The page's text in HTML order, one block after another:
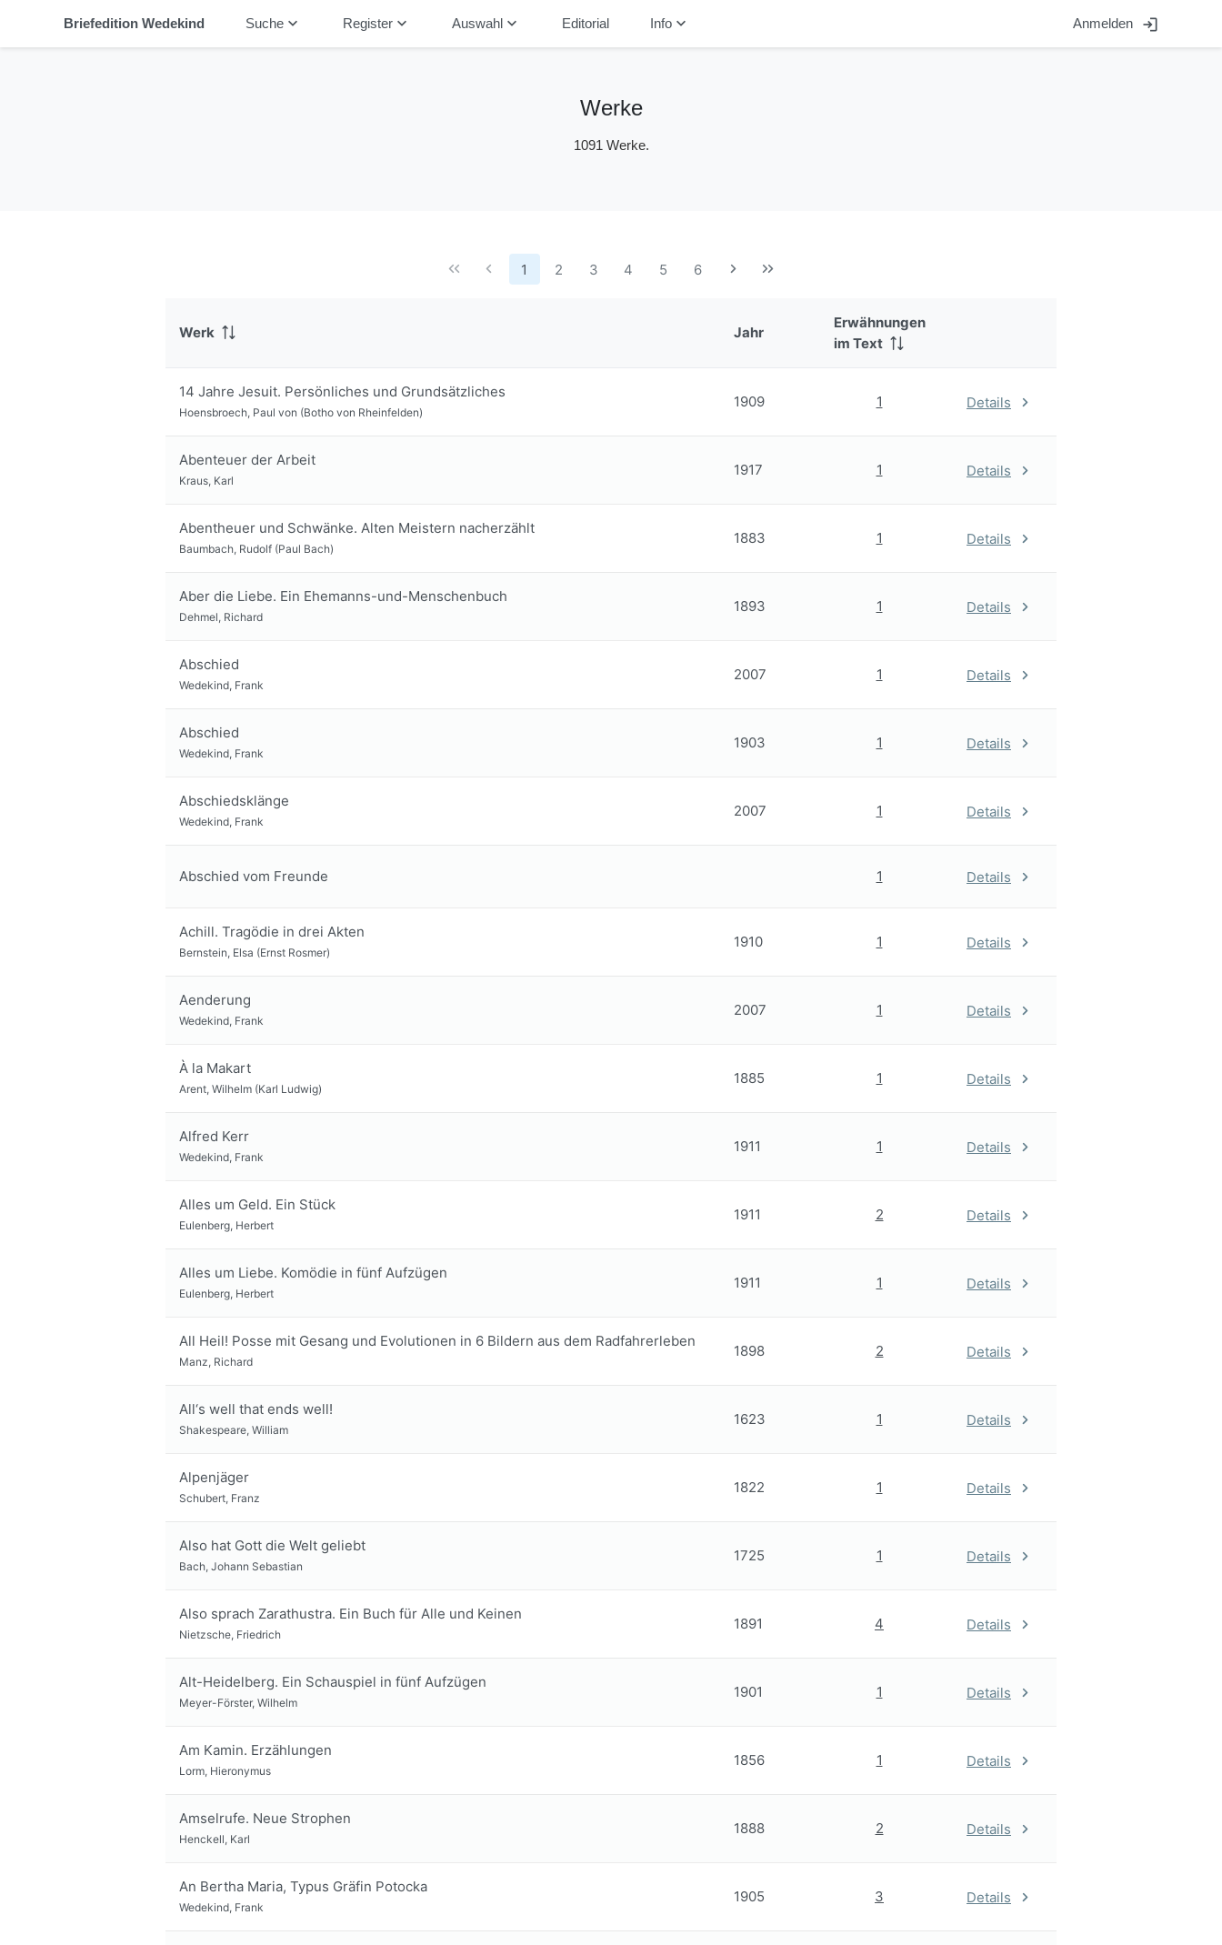
Briefedition Wedekind Suchekeyboard_arrow_down Registerkeyboard_arrow_down Auswahlkeyboard_arrow_down Editorial Infokeyboard_arrow_down Anmelden login
Werke
1091 Werke.
1 2 3 4 5 6
Werk Jahr
Erwähnungen
im Text
14 Jahre Jesuit. Persönliches und Grundsätzliches
Hoensbroech, Paul von (Botho von Rheinfelden)
1909 1 Details
Abenteuer der Arbeit
Kraus, Karl
1917 1 Details
Abentheuer und Schwänke. Alten Meistern nacherzählt
Baumbach, Rudolf (Paul Bach)
1883 1 Details
Aber die Liebe. Ein Ehemanns-und-Menschenbuch
Dehmel, Richard
1893 1 Details
Abschied
Wedekind, Frank
2007 1 Details
Abschied
Wedekind, Frank
1903 1 Details
Abschiedsklänge
Wedekind, Frank
2007 1 Details
Abschied vom Freunde 1 Details
Achill. Tragödie in drei Akten
Bernstein, Elsa (Ernst Rosmer)
1910 1 Details
Aenderung
Wedekind, Frank
2007 1 Details
À la Makart
Arent, Wilhelm (Karl Ludwig)
1885 1 Details
Alfred Kerr
Wedekind, Frank
1911 1 Details
Alles um Geld. Ein Stück
Eulenberg, Herbert
1911 2 Details
Alles um Liebe. Komödie in fünf Aufzügen
Eulenberg, Herbert
1911 1 Details
All Heil! Posse mit Gesang und Evolutionen in 6 Bildern aus dem Radfahrerleben
Manz, Richard
1898 2 Details
All‘s well that ends well!
Shakespeare, William
1623 1 Details
Alpenjäger
Schubert, Franz
1822 1 Details
Also hat Gott die Welt geliebt
Bach, Johann Sebastian
1725 1 Details
Also sprach Zarathustra. Ein Buch für Alle und Keinen
Nietzsche, Friedrich
1891 4 Details
Alt-Heidelberg. Ein Schauspiel in fünf Aufzügen
Meyer-Förster, Wilhelm
1901 1 Details
Am Kamin. Erzählungen
Lorm, Hieronymus
1856 1 Details
Amselrufe. Neue Strophen
Henckell, Karl
1888 2 Details
An Bertha Maria, Typus Gräfin Potocka
Wedekind, Frank
1905 3 Details